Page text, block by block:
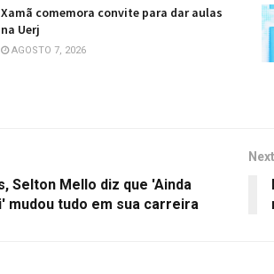
Xamã comemora convite para dar aulas
na Uerj
AGOSTO 7, 2026
Selton Mello diz que 'Ainda
mudou tudo em sua carreira